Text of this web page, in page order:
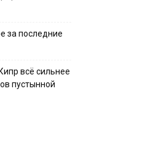
за последние
всё сильнее
пустынной